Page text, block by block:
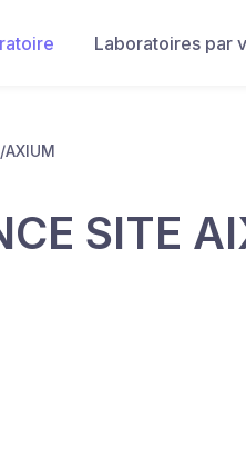
Laboratoires par
AXIUM
SITE